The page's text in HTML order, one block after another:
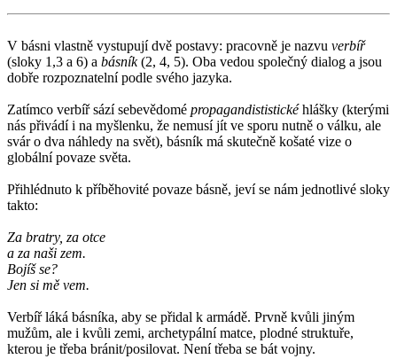
V básni vlastně vystupují dvě postavy: pracovně je nazvu verbíř
(sloky 1,3 a 6) a básník(2, 4, 5). Oba vedou společný dialog a jsou
dobře rozpoznatelní podle svého jazyka.
Zatímco verbíř sází sebevědomé propagandististickéhlášky (kterými
nás přivádí i na myšlenku, že nemusí jít ve sporu nutně o válku, ale
svár o dva náhledy na svět), básník má skutečně košaté vize o
globální povaze světa.
Přihlédnuto k příběhovité povaze básně, jeví se nám jednotlivé sloky
takto:
Za bratry, za otce
a za naši zem.
Bojíš se?
Jen si mě vem.
Verbíř láká básníka, aby se přidal k armádě. Prvně kvůli jiným
mužům, ale i kvůli zemi, archetypální matce, plodné struktuře,
kterou je třeba bránit/posilovat. Není třeba se bát vojny.